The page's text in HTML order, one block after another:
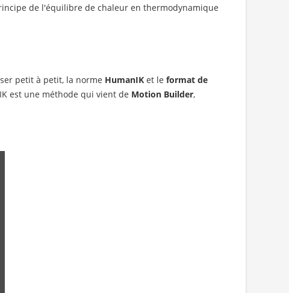
de l'équilibre de chaleur en thermodynamique
petit à petit, la norme HumanIK et le format de
est une méthode qui vient de Motion Builder,